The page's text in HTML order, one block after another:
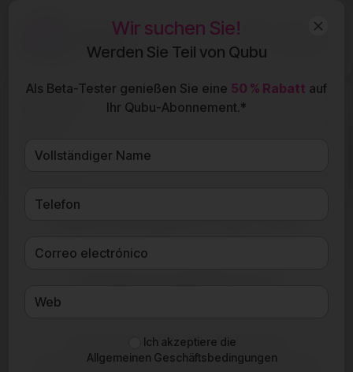
PreiseAngebotsgenerator
und einfach für die
Verwaltung Ihres
Vereinfachen Sie Ihre Arbeit mit dem
Angebotsgenerator von qubu.app. Erstellen Sie
Wir suchen Sie!
Werden Sie Teil von Qubu
Als Beta-Tester genießen Sie eine 50 % Rabatt auf
Ihr Qubu-Abonnement.*
Ich akzeptiere die
Allgemeinen Geschäftsbedingungen